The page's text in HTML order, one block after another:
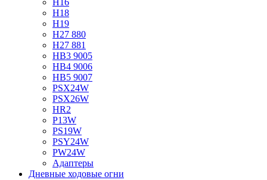
H16
H18
H19
H27 880
H27 881
HB3 9005
HB4 9006
HB5 9007
PSX24W
PSX26W
HR2
P13W
PS19W
PSY24W
PW24W
Адаптеры
Дневные ходовые огни